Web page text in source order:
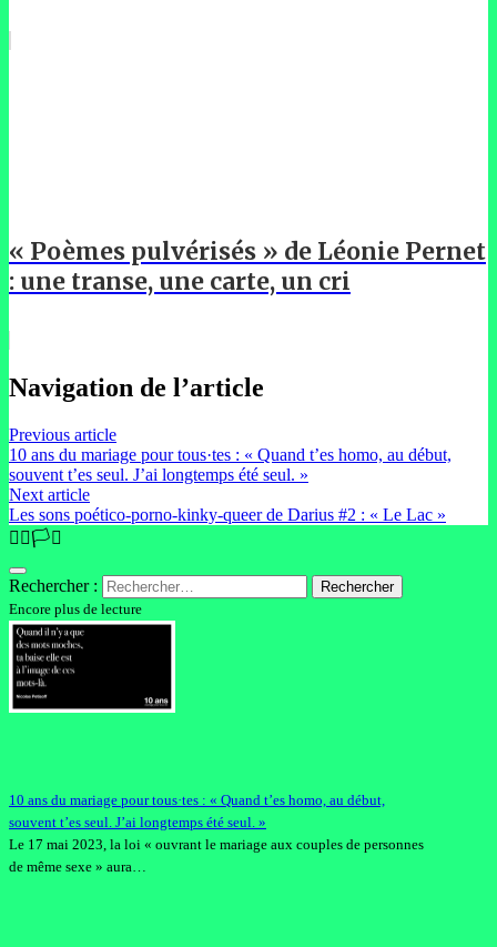
« Poèmes pulvérisés » de Léonie Pernet
: une transe, une carte, un cri
Navigation de l’article
Previous article
10 ans du mariage pour tous·tes : « Quand t’es homo, au début,
souvent t’es seul. J’ai longtemps été seul. »
Next article
Les sons poético-porno-kinky-queer de Darius #2 : « Le Lac »
🏳️‍🌈🏳️‍⚧️
Rechercher :
Encore plus de lecture
10 ans du mariage pour tous·tes : « Quand t’es homo, au début,
souvent t’es seul. J’ai longtemps été seul. »
Le 17 mai 2023, la loi « ouvrant le mariage aux couples de personnes
de même sexe » aura…